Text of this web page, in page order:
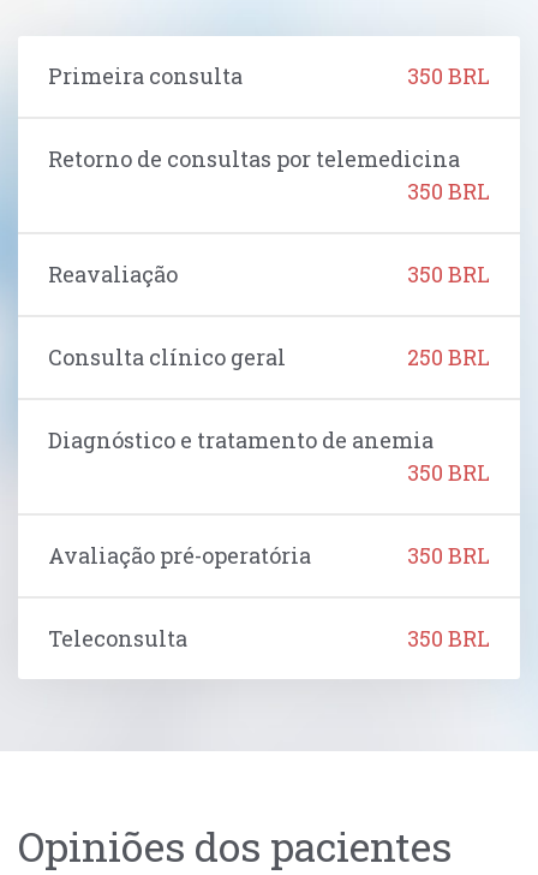
Primeira consulta 350 BRL
Retorno de consultas por telemedicina
350 BRL
Reavaliação 350 BRL
Consulta clínico geral 250 BRL
Diagnóstico e tratamento de anemia
350 BRL
Avaliação pré-operatória 350 BRL
Teleconsulta 350 BRL
Opiniões dos pacientes